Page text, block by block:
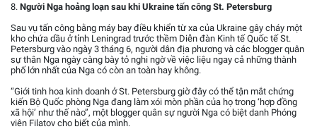
8. Người Nga hoảng loạn sau khi Ukraine tấn công St. Petersburg
Sau vụ tấn công bằng máy bay điều khiển từ xa của Ukraine gây cháy một
kho chứa dầu ở tỉnh Leningrad trước thềm Diễn đàn Kinh tế Quốc tế St.
Petersburg vào ngày 3 tháng 6, người dân địa phương và các blogger quân
sự thân Nga ngày càng bày tỏ nghi ngờ về việc liệu ngay cả những thành
phố lớn nhất của Nga có còn an toàn hay không.
“Giới tinh hoa kinh doanh ở St. Petersburg giờ đây có thể tận mắt chứng
kiến Bộ Quốc phòng Nga đang làm xói mòn phần của họ trong ‘hợp đồng
xã hội’ như thế nào”, một blogger quân sự người Nga có biệt danh Phóng
viên Filatov cho biết của mình.